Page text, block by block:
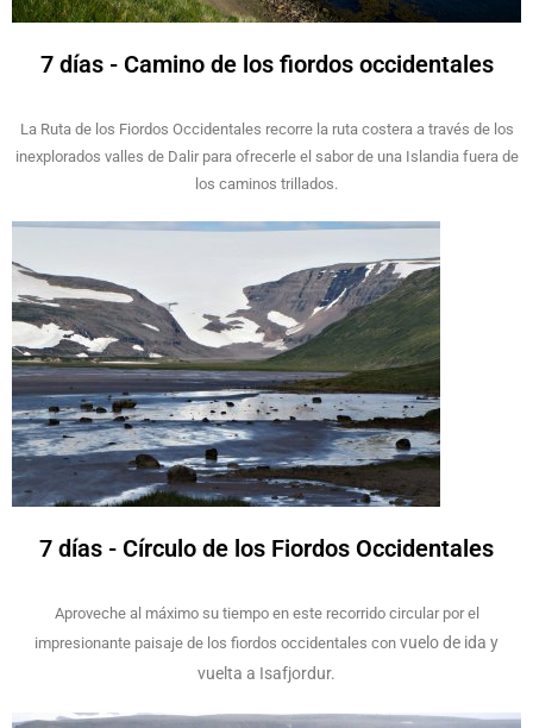
7 días - Camino de los fiordos occidentales
La Ruta de los Fiordos Occidentales recorre la ruta costera a través de los
inexplorados valles de Dalir para ofrecerle el sabor de una Islandia fuera de
los caminos trillados.
7 días - Círculo de los Fiordos Occidentales
Aproveche al máximo su tiempo en este recorrido circular por el
impresionante paisaje de los fiordos occidentales con vuelo de ida y
vuelta a Isafjordur.